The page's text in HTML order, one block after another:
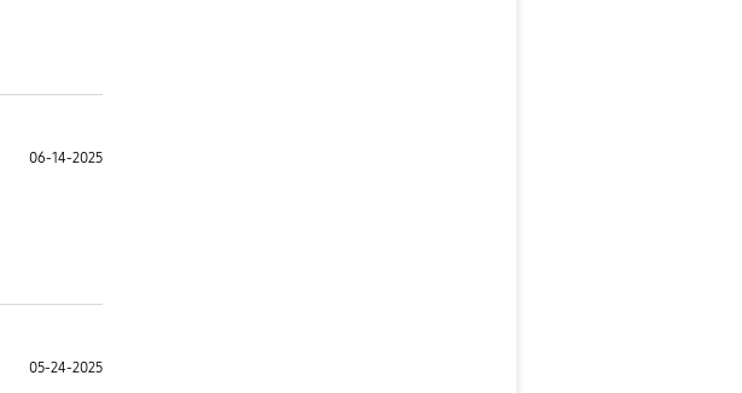
06-14-2025
05-24-2025